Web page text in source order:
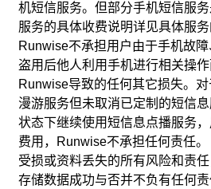
机短信服务。但部分手机短信服
服务的具体收费说明详见具体服
Runwise不承担用户由于手机故
盗用后他人利用手机进行相关操
Runwise导致的任何其它损失。
漫游服务但未取消已定制的短信
状态下继续使用短信息点播服务
费用，Runwise不承担任何责任
受损或资料丢失的所有风险和责
存储数据成功与否并不负有任何